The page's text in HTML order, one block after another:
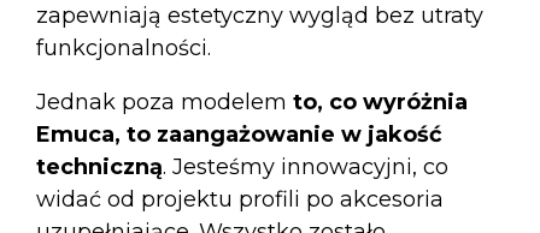
zapewniają estetyczny wygląd bez utraty
funkcjonalności.
Jednak poza modelem to, co wyróżnia
Emuca, to zaangażowanie w jakość
techniczną. Jesteśmy innowacyjni, co
widać od projektu profili po akcesoria